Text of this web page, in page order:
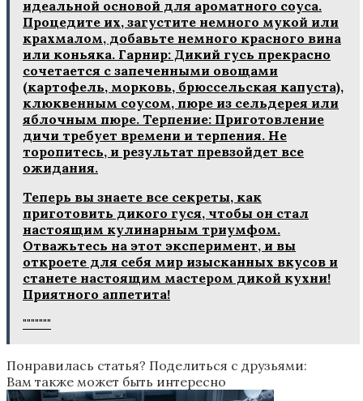
идеальной основой для ароматного соуса.
Процедите их, загустите немного мукой или
крахмалом, добавьте немного красного вина
или коньяка. Гарнир: Дикий гусь прекрасно
сочетается с запеченными овощами
(картофель, морковь, брюссельская капуста),
клюквенным соусом, пюре из сельдерея или
яблочным пюре. Терпение: Приготовление
дичи требует времени и терпения. Не
торопитесь, и результат превзойдет все
ожидания.
Теперь вы знаете все секреты, как
приготовить дикого гуся, чтобы он стал
настоящим кулинарным триумфом.
Отважьтесь на этот эксперимент, и вы
откроете для себя мир изысканных вкусов и
станете настоящим мастером дикой кухни!
Приятного аппетита!
"""""""
Понравилась статья? Поделиться с друзьями:
Вам также может быть интересно